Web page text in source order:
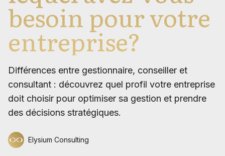
besoin pour votre
entreprise?
Différences entre gestionnaire, conseiller et
consultant : découvrez quel profil votre entreprise
doit choisir pour optimiser sa gestion et prendre
des décisions stratégiques.
Elysium Consulting